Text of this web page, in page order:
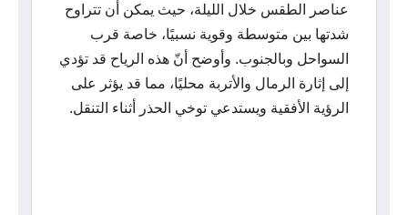
عناصر الطقس خلال الليلة، حيث يمكن أن تتراوح
شدتها بين متوسطة وقوية نسبيًا، خاصة قرب
السواحل وبالجنوب. وأوضح أنّ هذه الرياح قد تؤدي
إلى إثارة الرمال والأتربة محليًا، مما قد يؤثر على
الرؤية الأفقية ويستدعي توخي الحذر أثناء التنقل.